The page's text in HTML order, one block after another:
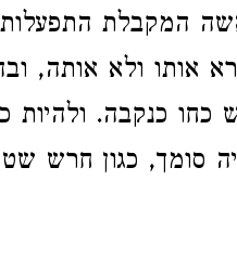
המקבלת
אותו ולא אותה,
כנקבה. ולהיות
סומך, כגון חרש